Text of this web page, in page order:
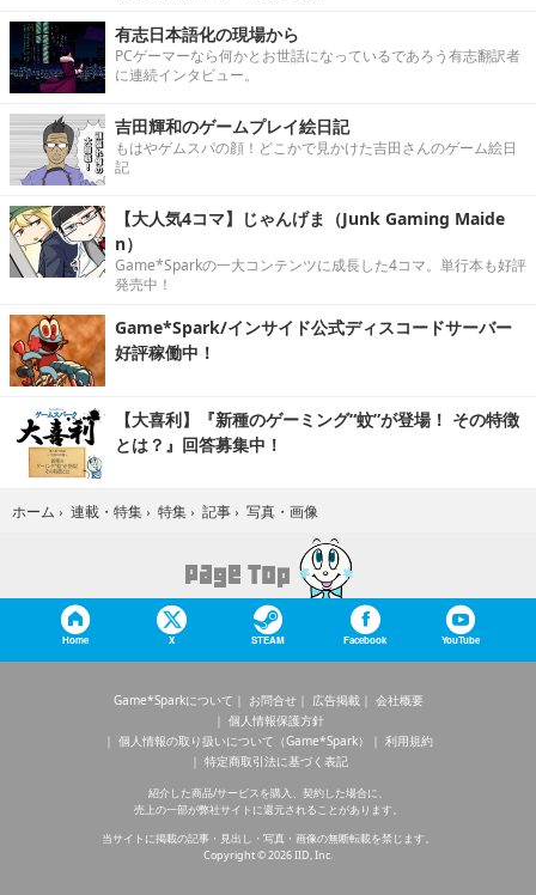
有志日本語化の現場から
PCゲーマーなら何かとお世話になっているであろう有志翻訳者
に連続インタビュー。
吉田輝和のゲームプレイ絵日記
もはやゲムスパの顔！どこかで見かけた吉田さんのゲーム絵日
記
【大人気4コマ】じゃんげま（Junk Gaming Maide
n）
Game*Sparkの一大コンテンツに成長した4コマ。単行本も好評
発売中！
Game*Spark/インサイド公式ディスコードサーバー
好評稼働中！
【大喜利】『新種のゲーミング“蚊”が登場！ その特徴
とは？』回答募集中！
ホーム › 連載・特集 › 特集 › 記事 › 写真・画像
Home X STEAM Facebook YouTube
Game*Sparkについて お問合せ 広告掲載
会社概要
個人情報保護方針
個人情報の取り扱いについて（Game*Spark）
利用規約
特定商取引法に基づく表記
紹介した商品/サービスを購入、契約した場合に、
売上の一部が弊社サイトに還元されることがあります。
当サイトに掲載の記事・見出し・写真・画像の無断転載を禁じます。
Copyright © 2026 IID, Inc.